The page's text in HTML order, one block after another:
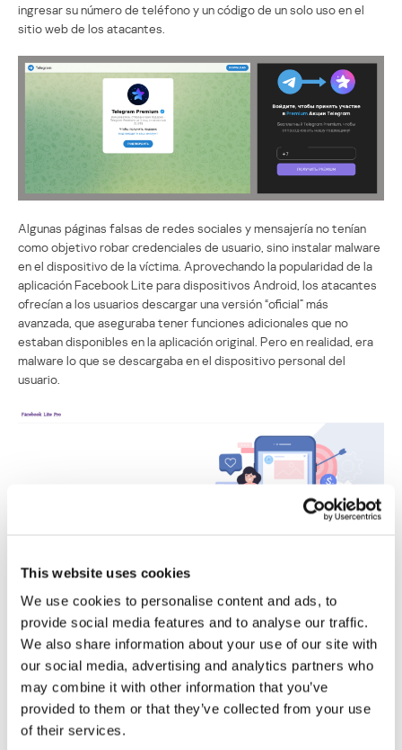
This website uses cookies
We use cookies to personalise content and ads, to
provide social media features and to analyse our traffic.
We also share information about your use of our site with
our social media, advertising and analytics partners who
may combine it with other information that you’ve
provided to them or that they’ve collected from your use
of their services.
ingresar su número de teléfono y un código de un solo uso en el
sitio web de los atacantes.
Algunas páginas falsas de redes sociales y mensajería no tenían
como objetivo robar credenciales de usuario, sino instalar malware
en el dispositivo de la víctima. Aprovechando la popularidad de la
aplicación Facebook Lite para dispositivos Android, los atacantes
ofrecían a los usuarios descargar una versión “oficial” más
avanzada, que aseguraba tener funciones adicionales que no
estaban disponibles en la aplicación original. Pero en realidad, era
malware lo que se descargaba en el dispositivo personal del
usuario.
Intentar instalar una versión gratuita del cliente de Telegram con
una suscripción Premium activada también podía provocar la
descarga de malware.